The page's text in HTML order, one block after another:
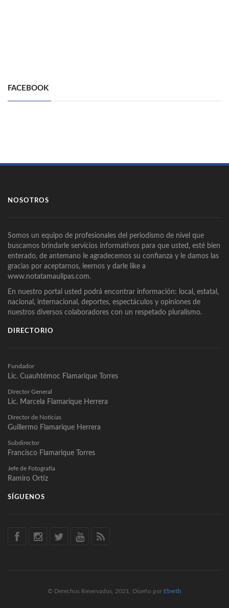
FACEBOOK
NOSOTROS
Somos un equipo de profesionales del periodismo de nivel que
buscamos brindarle servicios informativos para que usted, esté bien
enterado, de antemano le agradecemos su confianza y le damos las
gracias por aceptarnos, leernos y darle like a
www.notatamaulipas.com.
En nuestro portal usted podrá encontrar información: local, estatal,
nacional, internacional, deportes, espectáculos y opiniones de
nuestros diversos colaboradores con un respetado pluralismo.
DIRECTORIO
Fundador
Lic. Cuauhtémoc Flamarique Torres
Director General
Lic. Marcela Flamarique Herrera
Director de Noticias
Guillermo Flamarique Herrera
Subdirector
Francisco Flamarique Torres
Jefe de Fotografía
Ramiro Ortíz
SÍGUENOS
© Derechos Reservados, 2021, Diseño por Eberth